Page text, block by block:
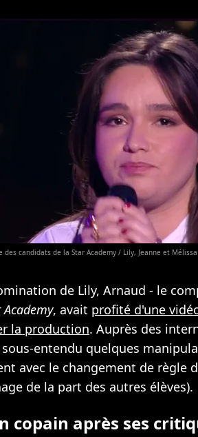
des candidats de la Star Academy / Lily, Jeanne et
de Lily, Arnaud - le
Academy, avait profité d'une
la production. Auprès des
entendu quelques
avec le changement de règle
de la part des autres élèves).
copain après ses